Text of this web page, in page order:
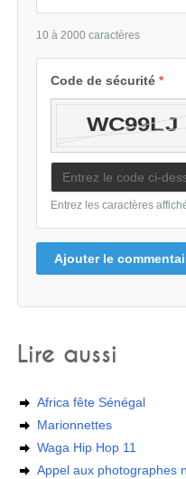
10 à 2000 caractères
Code de sécurité*
Entrez les caractères
Ajouter le
Lire aussi
Africa fête Sénégal
Marionnettes
Waga Hip Hop 11
Appel aux photographes